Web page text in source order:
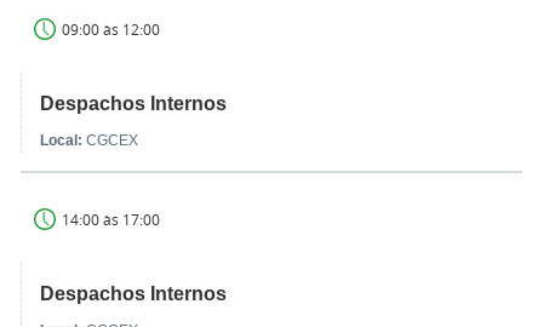
09:00 às 12:00
Despachos Internos
Local: CGCEX
14:00 às 17:00
Despachos Internos